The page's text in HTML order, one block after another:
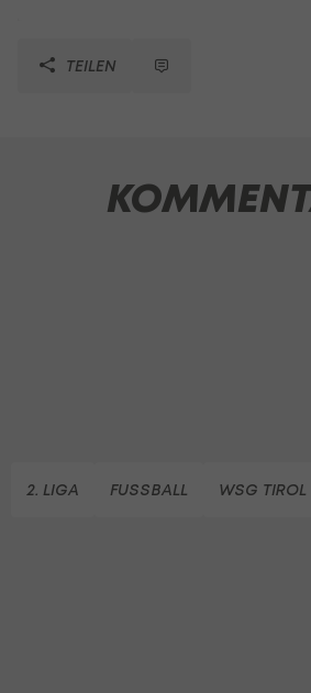
TEILEN
2. LIGA FUSSBALL WSG TIROL